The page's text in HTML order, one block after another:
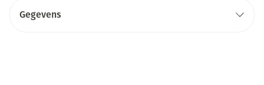
Gegevens